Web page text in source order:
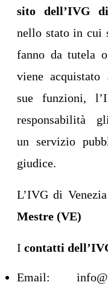
sito dell’IVG
nello stato in cui
fanno da tutela
viene acquistato
sue funzioni,
responsabilità
un servizio
giudice.
L’IVG di
Mestre (VE)
I contatti
Email: